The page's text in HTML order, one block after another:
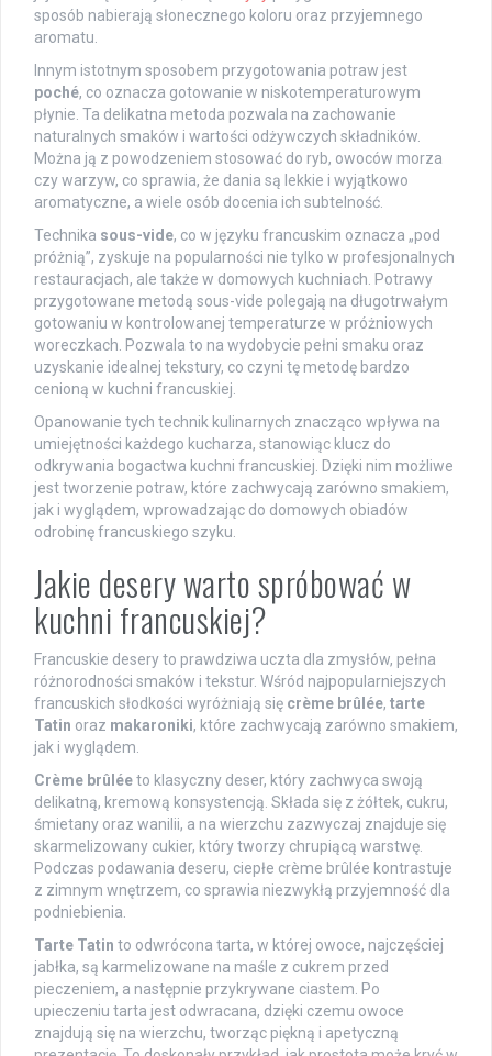
sposób nabierają słonecznego koloru oraz przyjemnego
aromatu.
Innym istotnym sposobem przygotowania potraw jest
poché, co oznacza gotowanie w niskotemperaturowym
płynie. Ta delikatna metoda pozwala na zachowanie
naturalnych smaków i wartości odżywczych składników.
Można ją z powodzeniem stosować do ryb, owoców morza
czy warzyw, co sprawia, że dania są lekkie i wyjątkowo
aromatyczne, a wiele osób docenia ich subtelność.
Technika sous-vide, co w języku francuskim oznacza „pod
próżnią”, zyskuje na popularności nie tylko w profesjonalnych
restauracjach, ale także w domowych kuchniach. Potrawy
przygotowane metodą sous-vide polegają na długotrwałym
gotowaniu w kontrolowanej temperaturze w próżniowych
woreczkach. Pozwala to na wydobycie pełni smaku oraz
uzyskanie idealnej tekstury, co czyni tę metodę bardzo
cenioną w kuchni francuskiej.
Opanowanie tych technik kulinarnych znacząco wpływa na
umiejętności każdego kucharza, stanowiąc klucz do
odkrywania bogactwa kuchni francuskiej. Dzięki nim możliwe
jest tworzenie potraw, które zachwycają zarówno smakiem,
jak i wyglądem, wprowadzając do domowych obiadów
odrobinę francuskiego szyku.
Jakie desery warto spróbować w
kuchni francuskiej?
Francuskie desery to prawdziwa uczta dla zmysłów, pełna
różnorodności smaków i tekstur. Wśród najpopularniejszych
francuskich słodkości wyróżniają się crème brûlée, tarte
Tatin oraz makaroniki, które zachwycają zarówno smakiem,
jak i wyglądem.
Crème brûléeto klasyczny deser, który zachwyca swoją
delikatną, kremową konsystencją. Składa się z żółtek, cukru,
śmietany oraz wanilii, a na wierzchu zazwyczaj znajduje się
skarmelizowany cukier, który tworzy chrupiącą warstwę.
Podczas podawania deseru, ciepłe crème brûlée kontrastuje
z zimnym wnętrzem, co sprawia niezwykłą przyjemność dla
podniebienia.
Tarte Tatin to odwrócona tarta, w której owoce, najczęściej
jabłka, są karmelizowane na maśle z cukrem przed
pieczeniem, a następnie przykrywane ciastem. Po
upieczeniu tarta jest odwracana, dzięki czemu owoce
znajdują się na wierzchu, tworząc piękną i apetyczną